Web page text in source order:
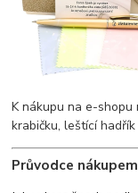
K nákupu na e-
krabičku, leštící
Průvodce nákupem